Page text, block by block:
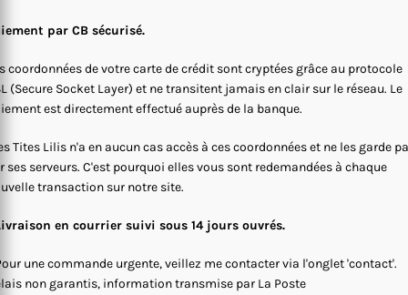
par CB sécurisé.
coordonnées de votre carte de crédit sont cryptées grâce au protocole
(Secure Socket Layer) et ne transitent jamais en clair sur le réseau. Le
est directement effectué auprès de la banque.
Tites Lilis n'a en aucun cas accès à ces coordonnées et ne les garde
ses serveurs. C'est pourquoi elles vous sont redemandées à chaque
transaction sur notre site.
en courrier suivi sous 14 jours ouvrés.
une commande urgente, veillez me contacter via l'onglet 'contact'.
non garantis, information transmise par La Poste